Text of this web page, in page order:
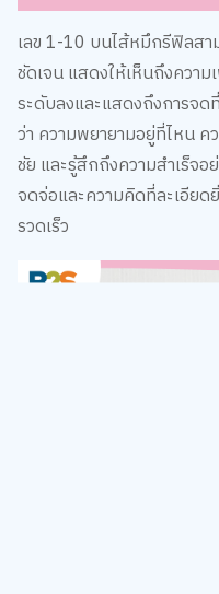
เลข 1-10 บนไส้หมึกรีฟิลสา
ชัดเจน แสดงให้เห็นถึงควา
ระดับลงและแสดงถึงการจ
ว่า ความพยายามอยู่ที่ไหน
ชัย และรู้สึกถึงความสำเร็จ
จดจ่อและความคิดที่ละเอียด
รวดเร็ว